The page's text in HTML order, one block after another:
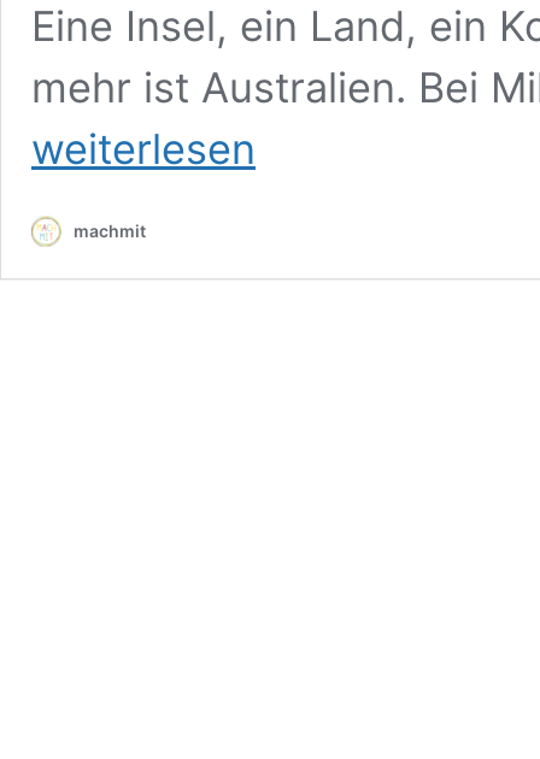
Eine Insel, ein Land, ein
mehr ist Australien. Bei
weiterlesen
machmit